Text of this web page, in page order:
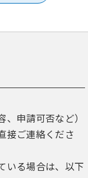
下「電子署名」と
に署名を付けて申請
れらの利用に関し
能性がある場合は
します。
、全て当該利用者の
申請可否など）
接ご連絡くださ
いる場合は、以下